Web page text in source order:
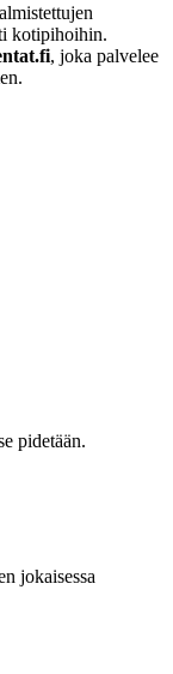
kotipihoihin.
, joka palvelee
pidetään.
jokaisessa